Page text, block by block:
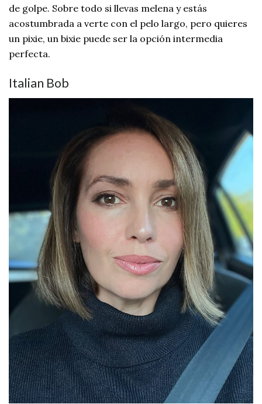
de golpe. Sobre todo si llevas melena y estás
acostumbrada a verte con el pelo largo, pero quieres
un pixie, un bixie puede ser la opción intermedia
perfecta.
Italian Bob